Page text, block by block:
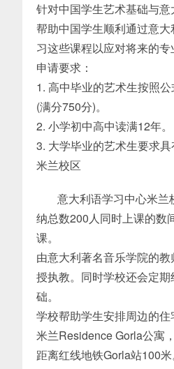
针对中国学生艺术基础与
帮助中国学生顺利通过意
习这些课程以应对将来的专
申请要求：
1. 高中毕业的艺术生按照
(满分750分)。
2. 小学初中高中读满12年。
3. 大学毕业的艺术生要求具
米兰校区
意大利语学习中心米
纳总数200人同时上课的数
课。
由意大利著名音乐学院的
授执教。同时学校还会定
础。
学校帮助学生安排周边的住
米兰Residence Gorla公寓
距离红线地铁Gorla站100米